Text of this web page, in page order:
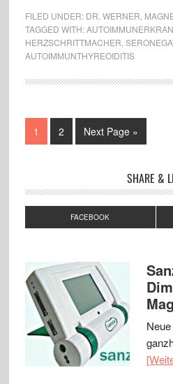
FILED UNDER: DR. WERNER
TAGGED WITH:
HERZSCHRITTMACHER
AUTOIMMUNTHYREOIDITIS
1 2 Next Page »
SHARE &
FACEBOOK